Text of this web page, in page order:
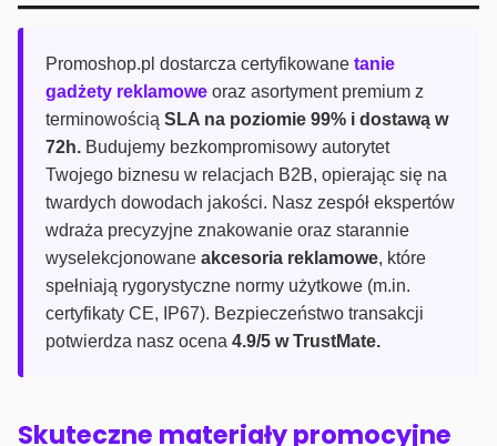
Promoshop.pl dostarcza certyfikowane tanie
gadżety reklamowe oraz asortyment premium z
terminowością SLA na poziomie 99% i dostawą w
72h. Budujemy bezkompromisowy autorytet
Twojego biznesu w relacjach B2B, opierając się na
twardych dowodach jakości. Nasz zespół ekspertów
wdraża precyzyjne znakowanie oraz starannie
wyselekcjonowane akcesoria reklamowe, które
spełniają rygorystyczne normy użytkowe (m.in.
certyfikaty CE, IP67). Bezpieczeństwo transakcji
potwierdza nasz ocena 4.9/5 w TrustMate.
Skuteczne materiały promocyjne